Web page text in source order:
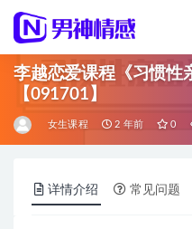
李越恋爱课程《习惯性
【091701】
女生课程 2 年前 0
详情介绍 常见问题